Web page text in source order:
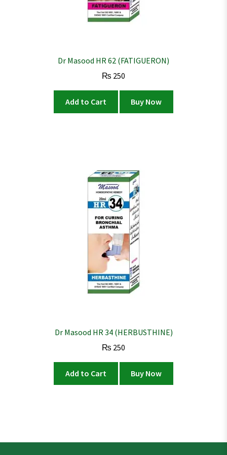
Dr Masood HR 62 (FATIGUERON)
₨ 250
Add to Cart Buy Now
Dr Masood HR 34 (HERBUSTHINE)
₨ 250
Add to Cart Buy Now